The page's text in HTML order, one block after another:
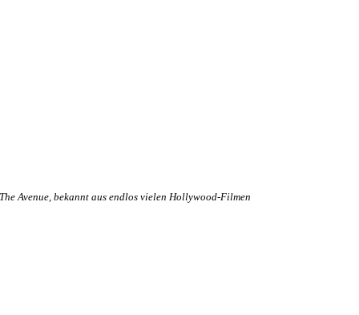
The Avenue, bekannt aus endlos vielen Hollywood-Filmen